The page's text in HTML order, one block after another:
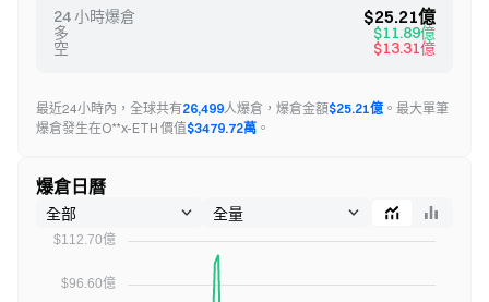
24 小時爆倉 $25.21億
多 $11.89億
空 $13.31億
最近24小時內，全球共有26,499人爆倉，爆倉金額$25.21億 。 最大單筆
爆倉發生在O**x-ETH 價值$3479.72萬 。
爆倉日曆